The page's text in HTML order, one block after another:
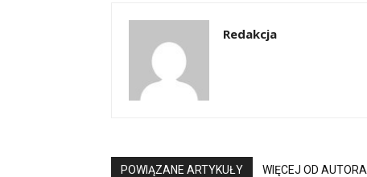
Redakcja
POWIĄZANE ARTYKUŁY WIĘCEJ OD AUTORA